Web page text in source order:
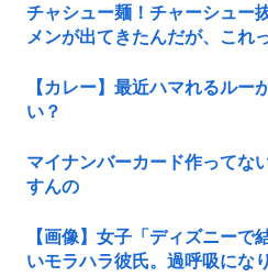
チャシュー麺！チャーシュー
メンが出てきたんだが、これ
【カレー】最近ハマれるル
い？
マイナンバーカード作ってな
すんの
【画像】女子「ディズニーで
いモラハラ彼氏。過呼吸にな